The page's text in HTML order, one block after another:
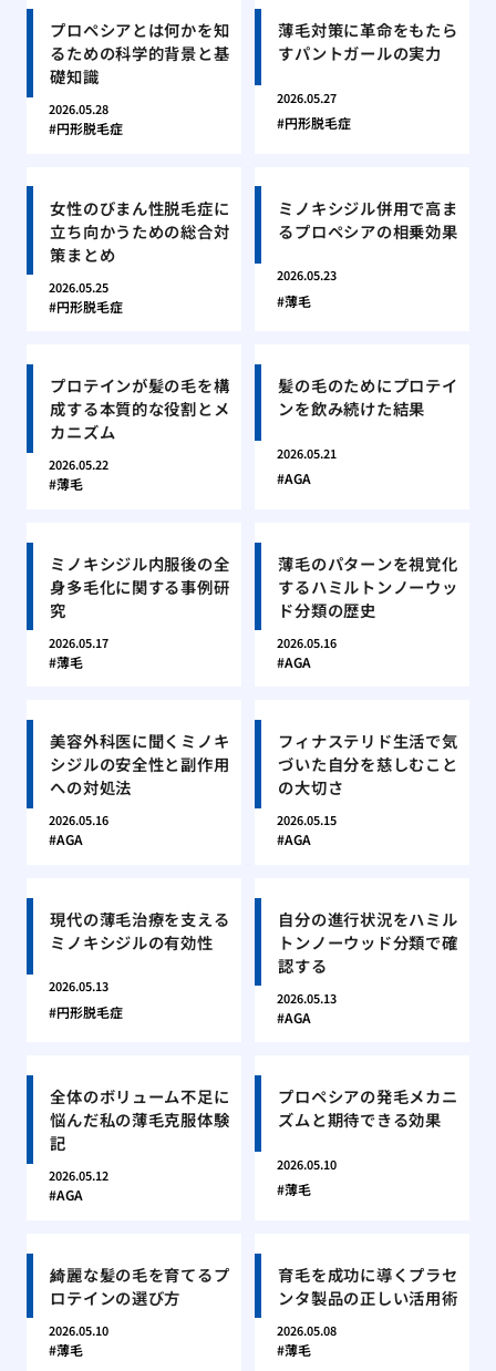
プロペシアとは何かを知
るための科学的背景と基
礎知識
2026.05.28
円形脱毛症
薄毛対策に革命をもたら
すパントガールの実力
2026.05.27
円形脱毛症
女性のびまん性脱毛症に
立ち向かうための総合対
策まとめ
2026.05.25
円形脱毛症
ミノキシジル併用で高ま
るプロペシアの相乗効果
2026.05.23
薄毛
プロテインが髪の毛を構
成する本質的な役割とメ
カニズム
2026.05.22
薄毛
髪の毛のためにプロテイ
ンを飲み続けた結果
2026.05.21
AGA
ミノキシジル内服後の全
身多毛化に関する事例研
究
2026.05.17
薄毛
薄毛のパターンを視覚化
するハミルトンノーウッ
ド分類の歴史
2026.05.16
AGA
美容外科医に聞くミノキ
シジルの安全性と副作用
への対処法
2026.05.16
AGA
フィナステリド生活で気
づいた自分を慈しむこと
の大切さ
2026.05.15
AGA
現代の薄毛治療を支える
ミノキシジルの有効性
2026.05.13
円形脱毛症
自分の進行状況をハミル
トンノーウッド分類で確
認する
2026.05.13
AGA
全体のボリューム不足に
悩んだ私の薄毛克服体験
記
2026.05.12
AGA
プロペシアの発毛メカニ
ズムと期待できる効果
2026.05.10
薄毛
綺麗な髪の毛を育てるプ
ロテインの選び方
2026.05.10
薄毛
育毛を成功に導くプラセ
ンタ製品の正しい活用術
2026.05.08
薄毛